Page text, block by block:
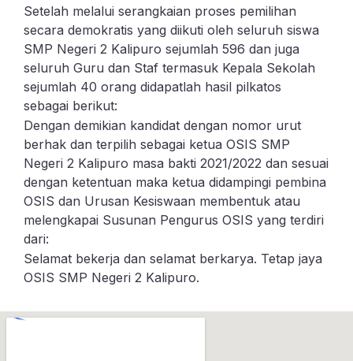
Setelah melalui serangkaian proses pemilihan
secara demokratis yang diikuti oleh seluruh siswa
SMP Negeri 2 Kalipuro sejumlah 596 dan juga
seluruh Guru dan Staf termasuk Kepala Sekolah
sejumlah 40 orang didapatlah hasil pilkatos
sebagai berikut:
Dengan demikian kandidat dengan nomor urut
berhak dan terpilih sebagai ketua OSIS SMP
Negeri 2 Kalipuro masa bakti 2021/2022 dan sesuai
dengan ketentuan maka ketua didampingi pembina
OSIS dan Urusan Kesiswaan membentuk atau
melengkapai Susunan Pengurus OSIS yang terdiri
dari:
Selamat bekerja dan selamat berkarya. Tetap jaya
OSIS SMP Negeri 2 Kalipuro.